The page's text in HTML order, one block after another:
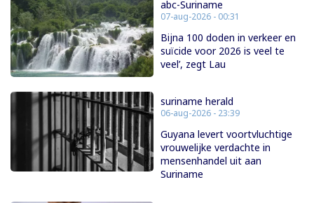
abc-Suriname
07-aug-2026 - 00:31
Bijna 100 doden in verkeer en
suïcide voor 2026 is veel te
veel’, zegt Lau
suriname herald
06-aug-2026 - 23:39
Guyana levert voortvluchtige
vrouwelijke verdachte in
mensenhandel uit aan
Suriname